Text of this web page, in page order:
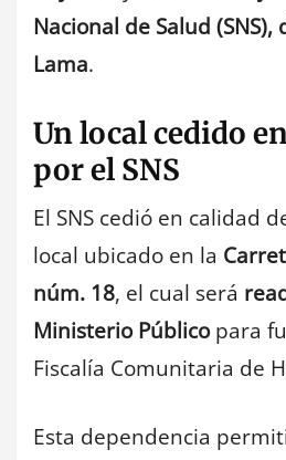
Nacional de Salud
Lama.
Un local cedido
por el SNS
El SNS cedió en calidad
local ubicado en la
núm. 18, el cual será
Ministerio Públicopara
Fiscalía Comunitaria de
Esta dependencia